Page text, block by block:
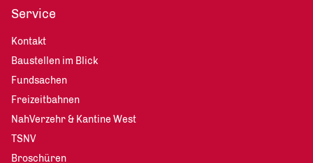
Service
Kontakt
Baustellen im Blick
Fundsachen
Freizeitbahnen
NahVerzehr & Kantine West
TSNV
Broschüren